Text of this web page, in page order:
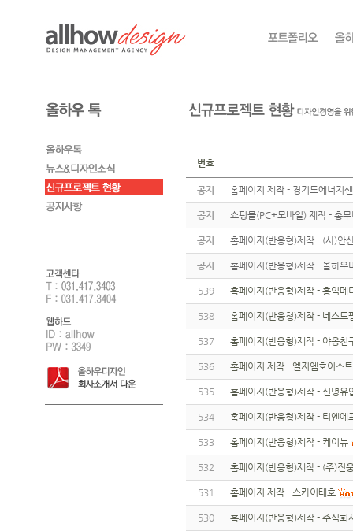
번호
공지 홈페이지 제작 - 경기도에너지
공지 쇼핑몰(PC+모바일) 제작 - 총
공지 홈페이지(반응형)제작 - (사)안
공지 홈페이지(반응형)제작 - 올하우
539 홈페이지(반응형)제작 - 홍익메
538 홈페이지(반응형)제작 - 네스트
537 홈페이지(반응형)제작 - 야옹친
536 홈페이지 제작 - 엘지엠호이스트
535 홈페이지(반응형)제작 - 신명유
534 홈페이지(반응형)제작 - 티엔에
533 홈페이지(반응형)제작 - 케이뉴
532 홈페이지(반응형)제작 - (주)진
531 홈페이지 제작 - 스카이태호
530 홈페이지(반응형)제작 - 주식회